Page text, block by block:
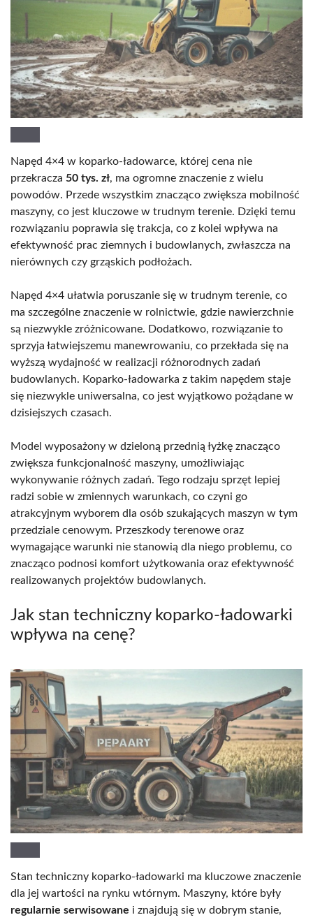
Napęd 4×4 w koparko-ładowarce, której cena nie
przekracza 50 tys. zł, ma ogromne znaczenie z wielu
powodów. Przede wszystkim znacząco zwiększa mobilność
maszyny, co jest kluczowe w trudnym terenie. Dzięki temu
rozwiązaniu poprawia się trakcja, co z kolei wpływa na
efektywność prac ziemnych i budowlanych, zwłaszcza na
nierównych czy grząskich podłożach.
Napęd 4×4 ułatwia poruszanie się w trudnym terenie, co
ma szczególne znaczenie w rolnictwie, gdzie nawierzchnie
są niezwykle zróżnicowane. Dodatkowo, rozwiązanie to
sprzyja łatwiejszemu manewrowaniu, co przekłada się na
wyższą wydajność w realizacji różnorodnych zadań
budowlanych. Koparko-ładowarka z takim napędem staje
się niezwykle uniwersalna, co jest wyjątkowo pożądane w
dzisiejszych czasach.
Model wyposażony w dzieloną przednią łyżkę znacząco
zwiększa funkcjonalność maszyny, umożliwiając
wykonywanie różnych zadań. Tego rodzaju sprzęt lepiej
radzi sobie w zmiennych warunkach, co czyni go
atrakcyjnym wyborem dla osób szukających maszyn w tym
przedziale cenowym. Przeszkody terenowe oraz
wymagające warunki nie stanowią dla niego problemu, co
znacząco podnosi komfort użytkowania oraz efektywność
realizowanych projektów budowlanych.
Jak stan techniczny koparko-ładowarki
wpływa na cenę?
Stan techniczny koparko-ładowarki ma kluczowe znaczenie
dla jej wartości na rynku wtórnym. Maszyny, które były
regularnie serwisowane i znajdują się w dobrym stanie,